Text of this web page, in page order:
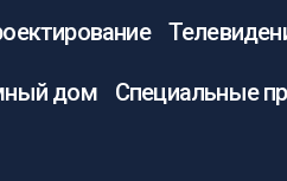
дом Специальные